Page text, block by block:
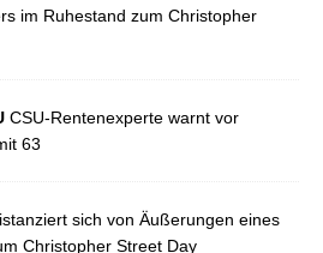
im Ruhestand zum Christopher
CSU-Rentenexperte warnt vor
63
sich von Äußerungen eines
Christopher Street Day